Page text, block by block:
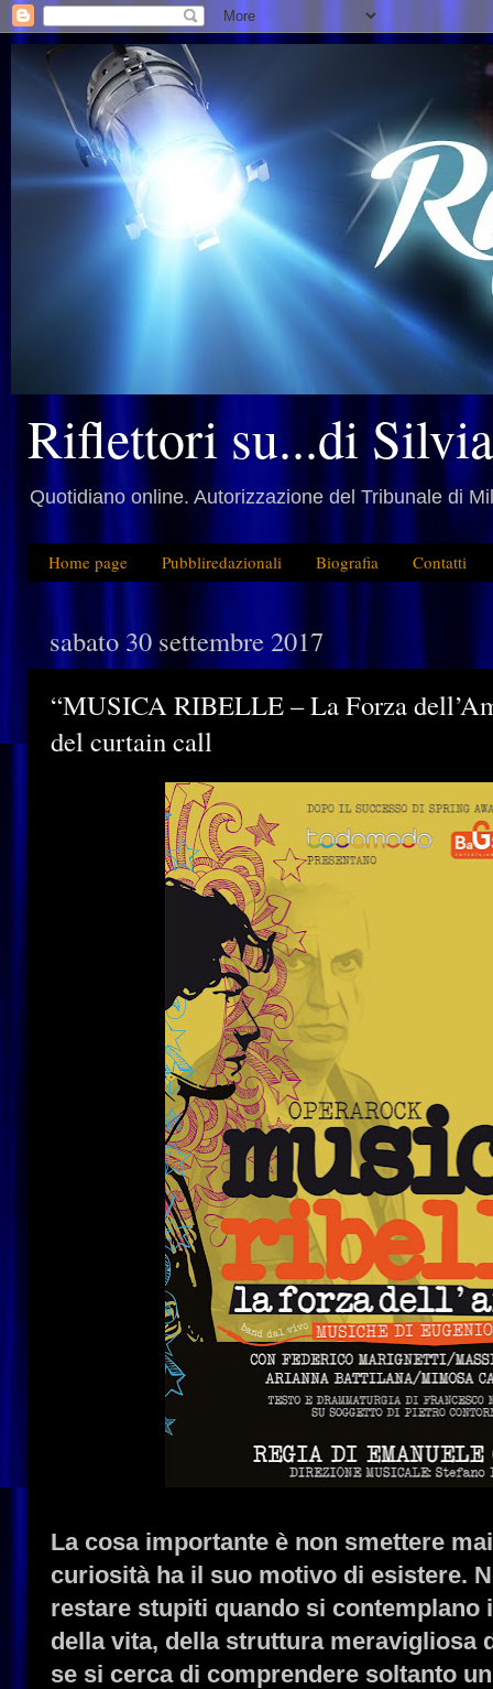
Riflettori su...di
Quotidiano online. Autorizzazione del Tribunale di
Home page Pubbliredazionali Biografia Contatti
sabato 30 settembre 2017
“MUSICA RIBELLE – La Forza
del curtain call
La cosa importante è non smettere
curiosità ha il suo motivo di esistere.
restare stupiti quando si contemplano
della vita, della struttura meravigliosa
se si cerca di comprendere soltanto